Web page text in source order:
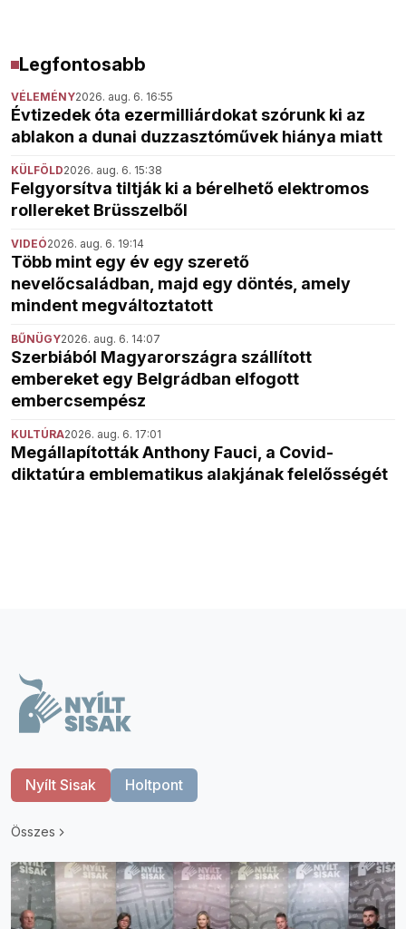
Legfontosabb
VÉLEMÉNY2026. aug. 6. 16:55
Évtizedek óta ezermilliárdokat szórunk ki az
ablakon a dunai duzzasztóművek hiánya miatt
KÜLFÖLD2026. aug. 6. 15:38
Felgyorsítva tiltják ki a bérelhető elektromos
rollereket Brüsszelből
VIDEÓ2026. aug. 6. 19:14
Több mint egy év egy szerető
nevelőcsaládban, majd egy döntés, amely
mindent megváltoztatott
BŰNÜGY2026. aug. 6. 14:07
Szerbiából Magyarországra szállított
embereket egy Belgrádban elfogott
embercsempész
KULTÚRA2026. aug. 6. 17:01
Megállapították Anthony Fauci, a Covid-
diktatúra emblematikus alakjának felelősségét
Nyílt Sisak Holtpont
Összes